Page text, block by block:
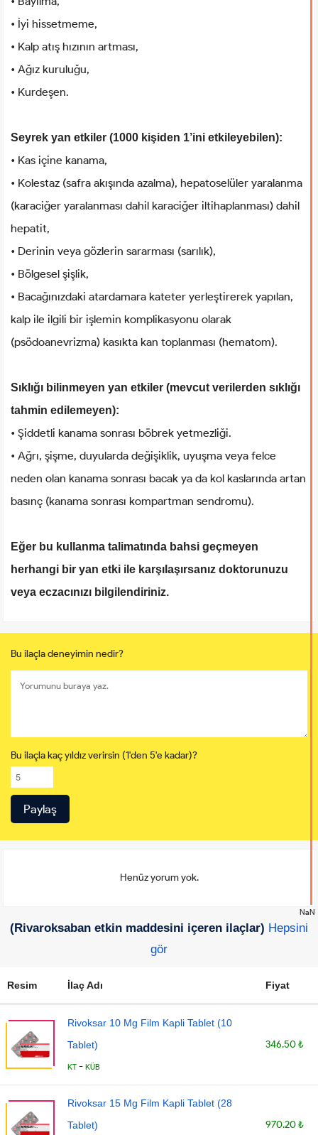
• İyi hissetmeme,
• Kalp atış hızının artması,
• Ağız kuruluğu,
• Kurdeşen.
Seyrek yan etkiler (1000 kişiden 1’ini etkileyebilen):
• Kas içine kanama,
• Kolestaz (safra akışında azalma), hepatoselüler yaralanma
(karaciğer yaralanması dahil karaciğer iltihaplanması) dahil
hepatit,
• Derinin veya gözlerin sararması (sarılık),
• Bölgesel şişlik,
• Bacağınızdaki atardamara kateter yerleştirerek yapılan,
kalp ile ilgili bir işlemin komplikasyonu olarak
(psödoanevrizma) kasıkta kan toplanması (hematom).
Sıklığı bilinmeyen yan etkiler (mevcut verilerden sıklığı
tahmin edilemeyen):
• Şiddetli kanama sonrası böbrek yetmezliği.
• Ağrı, şişme, duyularda değişiklik, uyuşma veya felce
neden olan kanama sonrası bacak ya da kol kaslarında artan
basınç (kanama sonrası kompartman sendromu).
Eğer bu kullanma talimatında bahsi geçmeyen
herhangi bir yan etki ile karşılaşırsanız doktorunuzu
veya eczacınızı bilgilendiriniz.
Bu ilaçla deneyimin nedir?
Bu ilaçla kaç yıldız verirsin (1'den 5'e kadar)?
Henüz yorum yok.
(Rivaroksaban etkin maddesini içeren ilaçlar) Hepsini
gör
Resim İlaç Adı Fiyat
Rivoksar 10 Mg Film Kapli Tablet (10
Tablet)
KT - KÜB
346.50 ₺
Rivoksar 15 Mg Film Kapli Tablet (28
Tablet)
970.20 ₺
NaN